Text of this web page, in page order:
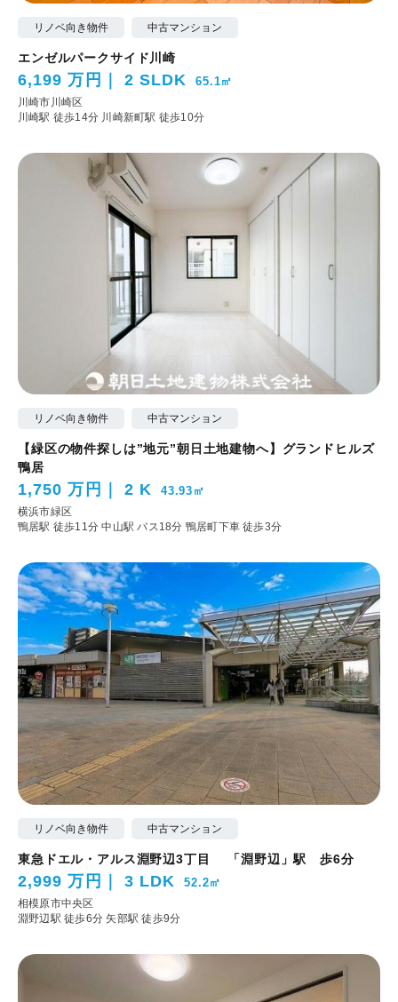
リノベ向き物件 中古マンション
エンゼルパークサイド川崎
6,199 万円 2 SLDK 65.1㎡
川崎市川崎区
川崎駅 徒歩14分 川崎新町駅 徒歩10分
リノベ向き物件 中古マンション
【緑区の物件探しは”地元”朝日土地建物へ】グランドヒルズ
鴨居
1,750 万円 2 K 43.93㎡
横浜市緑区
鴨居駅 徒歩11分中山駅 バス18分 鴨居町下車 徒歩3分
リノベ向き物件 中古マンション
東急ドエル・アルス淵野辺3丁目 「淵野辺」駅 歩6分
2,999 万円 3 LDK 52.2㎡
相模原市中央区
淵野辺駅 徒歩6分 矢部駅 徒歩9分